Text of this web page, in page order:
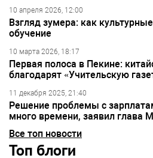
10 апреля 2026, 12:00
Взгляд зумера: как
обучение
10 марта 2026, 18:17
Первая полоса в Пекине:
благодарят «Учительскую
11 декабря 2025, 21:40
Решение проблемы с
много времени, заявил глава
Все топ новости
Топ блоги